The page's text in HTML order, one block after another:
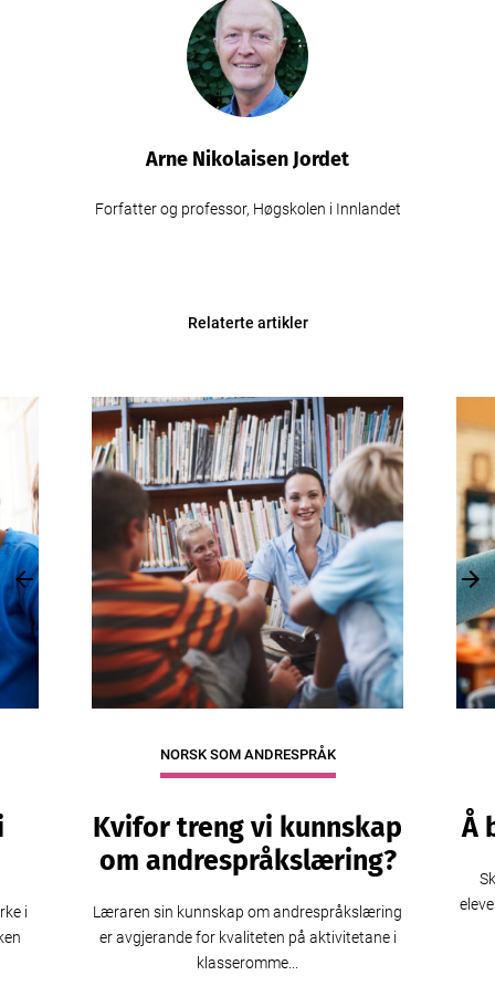
Arne Nikolaisen Jordet
Forfatter og professor, Høgskolen i Innlandet
Relaterte artikler
Previous
i
NORSK SOM ANDRESPRÅK
Kvifor treng vi kunnskap
om andrespråkslæring?
Læraren sin kunnskap om andrespråkslæring
er avgjerande for kvaliteten på aktivitetane i
klasseromme...
Å